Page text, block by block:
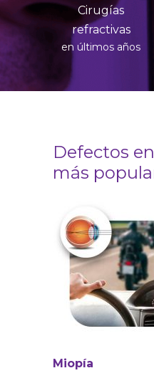
Cirugías
refractivas
en últimos años
Defectos
más
Miopía